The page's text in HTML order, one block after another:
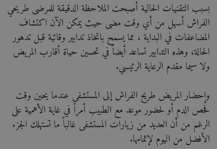
بسبب التقنيات الحالية أصبحت الملاحظة الدقيقة للمرضى طريحي
الفراش أسهل من أي وقت مضى حيث يمكن الآن اكتشاف
المضاعفات في البداية ، مما يسمح باتخاذ تدابير وقائية قبل تدهور
الحالة، وهذه التدابير تساعد أيضاً في تحسين حياة أقارب المريض
ولا سيما مقدم الرعاية الرئيسي.
وإحضار المريض طريح الفراش إلى المستشفى عندما يحين وقت
فحص الدم أو لحضور موعد مع الطبيب أمراً في غاية الأهمية على
الرغم من أن العديد من زيارات المستشفى غالباً ما تستهلك الجزء
الأفضل من اليوم لإتمامها.